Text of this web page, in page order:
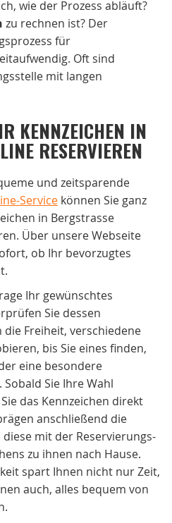
wie der Prozess abläuft?
zu rechnen ist? Der
für
Oft sind
mit langen
KENNZEICHEN IN
RESERVIEREN
und zeitsparende
Service können Sie ganz
in Bergstrasse
Über unsere Webseite
ob Ihr bevorzugtes
Ihr gewünschtes
Sie dessen
die Freiheit, verschiedene
bis Sie eines finden,
eine besondere
Sie Ihre Wahl
das Kennzeichen direkt
anschließend die
mit der Reservierungs-
zu ihnen nach Hause.
spart Ihnen nicht nur Zeit,
auch, alles bequem von